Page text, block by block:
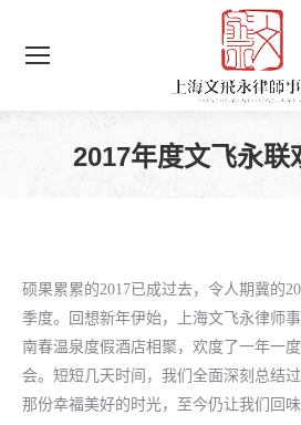
2017年度文飞永联
硕果累累的2017已成过去，令人期冀的
季度。回想新年伊始，上海文飞永律师
南春温泉度假酒店相聚，欢度了一年一
会。短短几天时间，我们全面深刻总结
那份幸福美好的时光，至今仍让我们回味